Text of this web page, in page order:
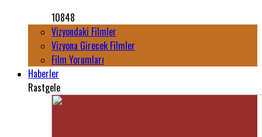
10848
Vizyondaki Filmler
Vizyona Girecek Filmler
Film Yorumları
Haberler
Rastgele